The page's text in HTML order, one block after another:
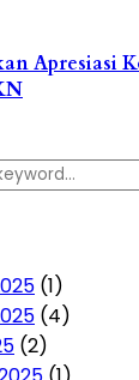
Apresiasi
(1)
(4)
(2)